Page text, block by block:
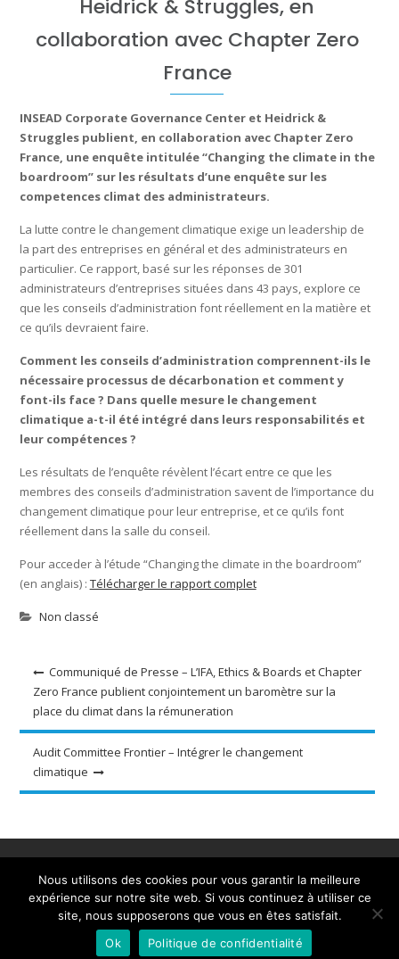
Heidrick & Struggles, en
collaboration avec Chapter Zero
France
INSEAD Corporate Governance Center et Heidrick &
Struggles publient, en collaboration avec Chapter Zero
France, une enquête intitulée “Changing the climate in the
boardroom” sur les résultats d’une enquête sur les
competences climat des administrateurs.
La lutte contre le changement climatique exige un leadership de
la part des entreprises en général et des administrateurs en
particulier. Ce rapport, basé sur les réponses de 301
administrateurs d’entreprises situées dans 43 pays, explore ce
que les conseils d’administration font réellement en la matière et
ce qu’ils devraient faire.
Comment les conseils d’administration comprennent-ils le
nécessaire processus de décarbonation et comment y
font-ils face ? Dans quelle mesure le changement
climatique a-t-il été intégré dans leurs responsabilités et
leur compétences ?
Les résultats de l’enquête révèlent l’écart entre ce que les
membres des conseils d’administration savent de l’importance du
changement climatique pour leur entreprise, et ce qu’ils font
réellement dans la salle du conseil.
Pour acceder à l’étude “Changing the climate in the boardroom”
(en anglais) : Télécharger le rapport complet
Non classé
Navigation
de
l’article
Communiqué de Presse – L’IFA, Ethics & Boards et Chapter
Zero France publient conjointement un baromètre sur la
place du climat dans la rémuneration
Audit Committee Frontier – Intégrer le changement
climatique
Evènements
Actualités Adhérez
Contact
Tous droits réservés - 2020 - Chapter Zero France
Powered by WordPress |Business Club byAxle Themes
Nous utilisons des cookies pour vous garantir la meilleure
expérience sur notre site web. Si vous continuez à utiliser ce
site, nous supposerons que vous en êtes satisfait.
Ok
Politique de confidentialité